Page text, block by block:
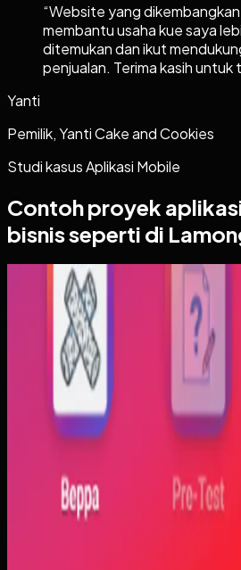
“Website yang
membantu usaha kue saya
ditemukan dan ikut
penjualan. Terima kasih
Yanti
Pemilik, Yanti Cake and Cookies
Studi kasusAplikasi Mobile
Contoh proyek
bisnis seperti di
Aplikasi Mobile
Trajectfika
Trajectfika
Sebelumnya
Mahasiswa sering kesulitan
matematis dengan perilaku fisik
konsisten. Materi yang hanya
konsep perubahan fase dan
dibayangkan.